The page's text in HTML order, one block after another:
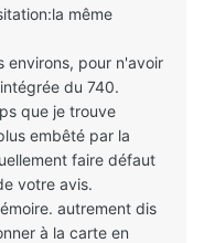
même
environs, pour n'avoir
du 740.
que je trouve
embêté par la
faire défaut
votre avis.
autrement dis
à la carte en